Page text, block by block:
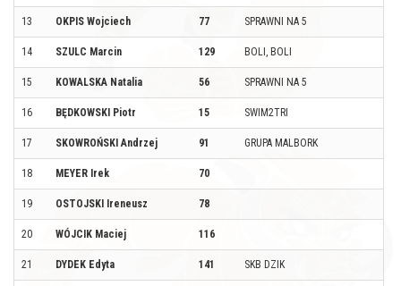
13 OKPIS Wojciech 77 SPRAWNI NA 5
14 SZULC Marcin 129 BOLI, BOLI
15 KOWALSKA Natalia 56 SPRAWNI NA 5
16 BĘDKOWSKI Piotr 15 SWIM2TRI
17 SKOWROŃSKI Andrzej 91 GRUPA MALBORK
18 MEYER Irek 70
19 OSTOJSKI Ireneusz 78
20 WÓJCIK Maciej 116
21 DYDEK Edyta 141 SKB DZIK